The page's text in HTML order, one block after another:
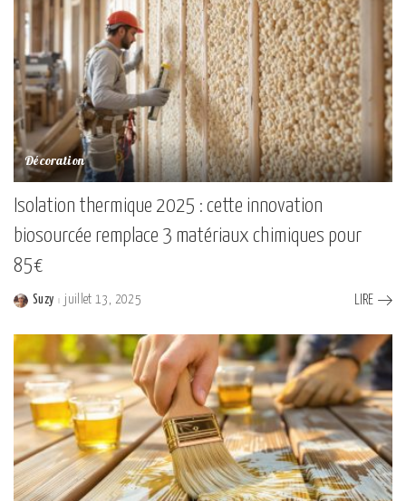
Décoration
Isolation thermique 2025 : cette innovation
biosourcée remplace 3 matériaux chimiques pour
85€
Posted
Suzy juillet 13, 2025 LIRE